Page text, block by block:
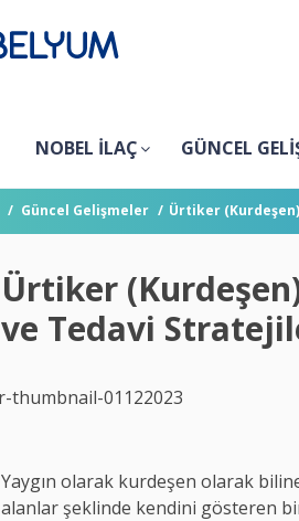
NOBEL İLAÇ GÜNCEL
Güncel Gelişmeler Ürtiker
Ürtiker
ve Tedavi
Yaygın olarak kurdeşen olarak
alanlar şeklinde kendini gösteren